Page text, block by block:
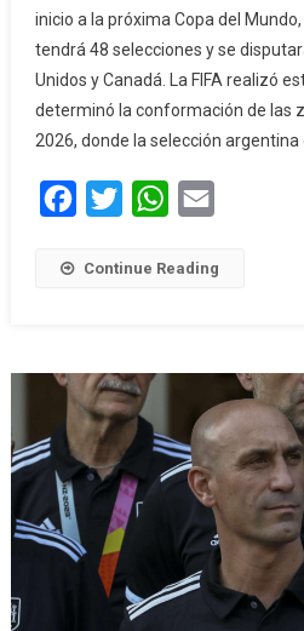
inicio a la próxima Copa del
tendrá 48 selecciones y se
Unidos y Canadá. La FIFA realizó
determinó la conformación de las
2026, donde la selección argentina
Facebook
Twitter WhatsApp
Continue Reading